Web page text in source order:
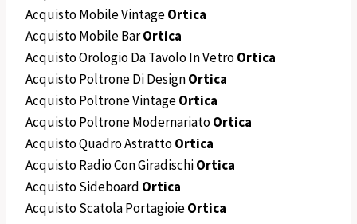
Acquisto Mobile VintageOrtica
Acquisto Mobile BarOrtica
Acquisto Orologio Da Tavolo In VetroOrtica
Acquisto Poltrone Di DesignOrtica
Acquisto Poltrone VintageOrtica
Acquisto Poltrone ModernariatoOrtica
Acquisto Quadro AstrattoOrtica
Acquisto Radio Con GiradischiOrtica
Acquisto Sideboard Ortica
Acquisto Scatola PortagioieOrtica